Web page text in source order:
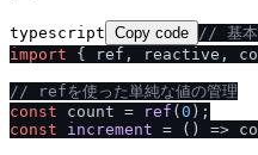
typescript Copy code / / 基
import { ref, reactive,
/ / refを使った単純な値の管理
const count = ref ( 0
const
increment = ( ) =>